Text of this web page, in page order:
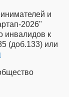
и
2026"
инвалидов к
(доб.133) или